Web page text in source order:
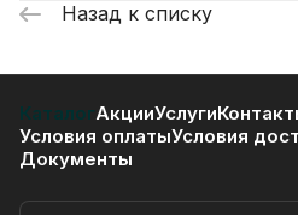
Назад к списку
КаталогАкцииУслуги
Условия оплатыУсловия
Документы